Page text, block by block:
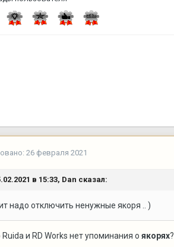
26 февраля 2021
в 15:33, Dan сказал:
надо отключить ненужные якоря .. )
и RD Works нет упоминания о якорях?